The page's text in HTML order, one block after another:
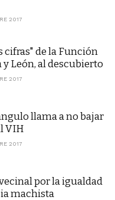
2017
cifras" de la Función
León, al descubierto
2017
llama a no bajar
VIH
2017
por la igualdad
machista